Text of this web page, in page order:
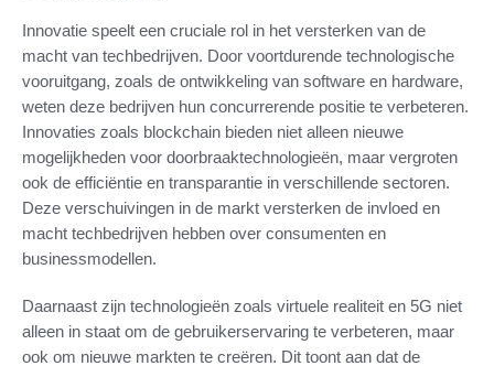
Innovatie speelt een cruciale rol in het versterken van de
macht van techbedrijven. Door voortdurende technologische
vooruitgang, zoals de ontwikkeling van software en hardware,
weten deze bedrijven hun concurrerende positie te verbeteren.
Innovaties zoals blockchain bieden niet alleen nieuwe
mogelijkheden voor doorbraaktechnologieën, maar vergroten
ook de efficiëntie en transparantie in verschillende sectoren.
Deze verschuivingen in de markt versterken de invloed en
macht techbedrijven hebben over consumenten en
businessmodellen.
Daarnaast zijn technologieën zoals virtuele realiteit en 5G niet
alleen in staat om de gebruikerservaring te verbeteren, maar
ook om nieuwe markten te creëren. Dit toont aan dat de